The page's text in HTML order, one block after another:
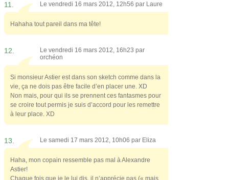
11. Le vendredi 16 mars 2012, 12h56 par Laure
Hahaha tout pareil dans ma tête!
12.
Le vendredi 16 mars 2012, 16h23 par
orchéon
Si monsieur Astier est dans son sketch comme dans la
vie, ça ne dois pas être facile d’en placer une. XD
Non mais, pour qui ils se prennent ces fantasmes pour
se croire tout permis je suis d’accord pour les remettre
à leur place. XD
13. Le samedi 17 mars 2012, 10h06 par Eliza
Haha, mon copain ressemble pas mal à Alexandre
Astier!